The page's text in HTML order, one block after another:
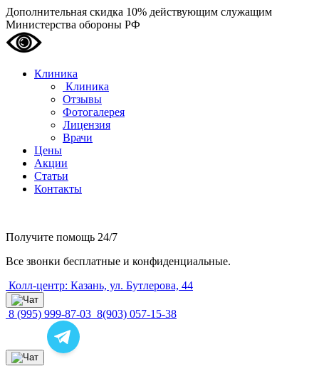
Дополнительная скидка 10% действующим служащим
Министерства обороны РФ
Клиника
Клиника
Отзывы
Фотогалерея
Лицензия
Врачи
Цены
Акции
Статьи
Контакты
Получите помощь 24/7
Все звонки бесплатные и конфиденциальные.
Колл-центр: Казань, ул. Бутлерова, 44
8 (995) 999-87-03 8(903) 057-15-38